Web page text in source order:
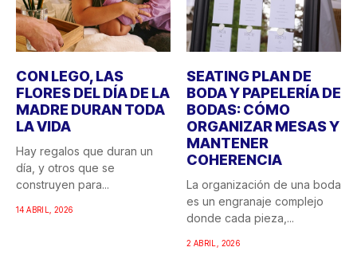
CON LEGO, LAS
FLORES DEL DÍA DE LA
MADRE DURAN TODA
LA VIDA
Hay regalos que duran un
día, y otros que se
construyen para...
14 ABRIL, 2026
SEATING PLAN DE
BODA Y PAPELERÍA DE
BODAS: CÓMO
ORGANIZAR MESAS Y
MANTENER
COHERENCIA
La organización de una boda
es un engranaje complejo
donde cada pieza,...
2 ABRIL, 2026